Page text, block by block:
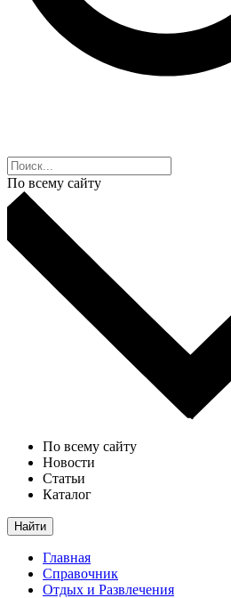
По всему сайту
По всему сайту
Новости
Статьи
Каталог
Найти
Главная
Справочник
Отдых и Развлечения